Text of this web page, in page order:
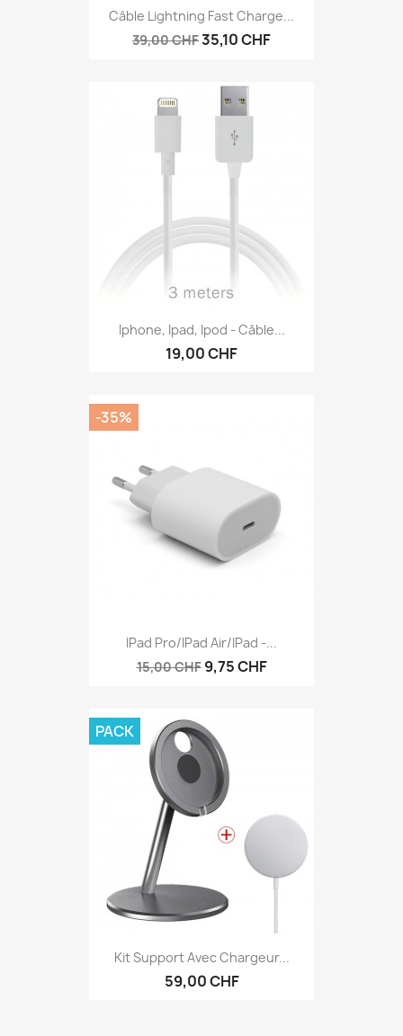
Câble Lightning Fast Charge...
39,00 CHF35,10 CHF
Iphone, Ipad, Ipod - Câble...
19,00 CHF
IPad Pro/iPad Air/iPad -...
15,00 CHF 9,75 CHF
-35%
Kit Support Avec Chargeur...
59,00 CHF
PACK